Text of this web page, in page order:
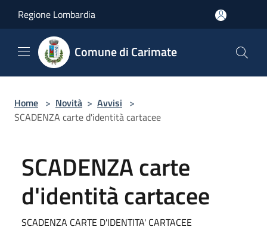
Regione Lombardia
Comune di Carimate
Home > Novità > Avvisi >
SCADENZA carte d'identità cartacee
SCADENZA carte
d'identità cartacee
SCADENZA CARTE D'IDENTITA' CARTACEE